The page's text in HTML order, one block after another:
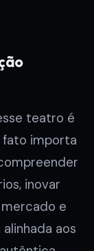
teatro é
fato importa
inovar
e
aos